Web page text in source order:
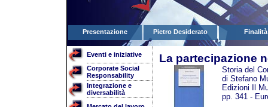
Presentazione Pietro Desiderato Finalità
Eventi e iniziative
Corporate Social
Responsability
Integrazione e
diversabilità
La partecipazione
Storia del
di Stefano
Edizioni Il
pp. 341 -